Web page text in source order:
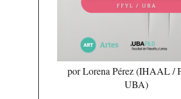
por Lorena Pérez (IHAAL /
UBA)